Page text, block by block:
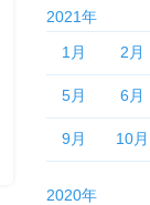
2021年
1月
2月
5月 6月
9月 10月
2020年